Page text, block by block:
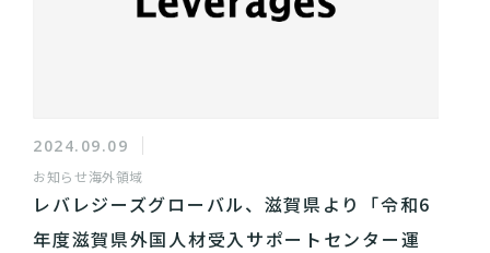
2024.09.09
お知らせ海外領域
レバレジーズグローバル、滋賀県より「令和6
年度滋賀県外国人材受入サポートセンター運